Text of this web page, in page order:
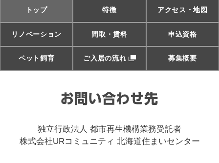
トップ 特徴 アクセス・地図
リノベーション 間取・賃料 申込資格
ペット飼育 ご入居の流れ 募集概要
独立行政法人 都市再生機構業務受託者
株式会社URコミュニティ 北海道住まいセンター